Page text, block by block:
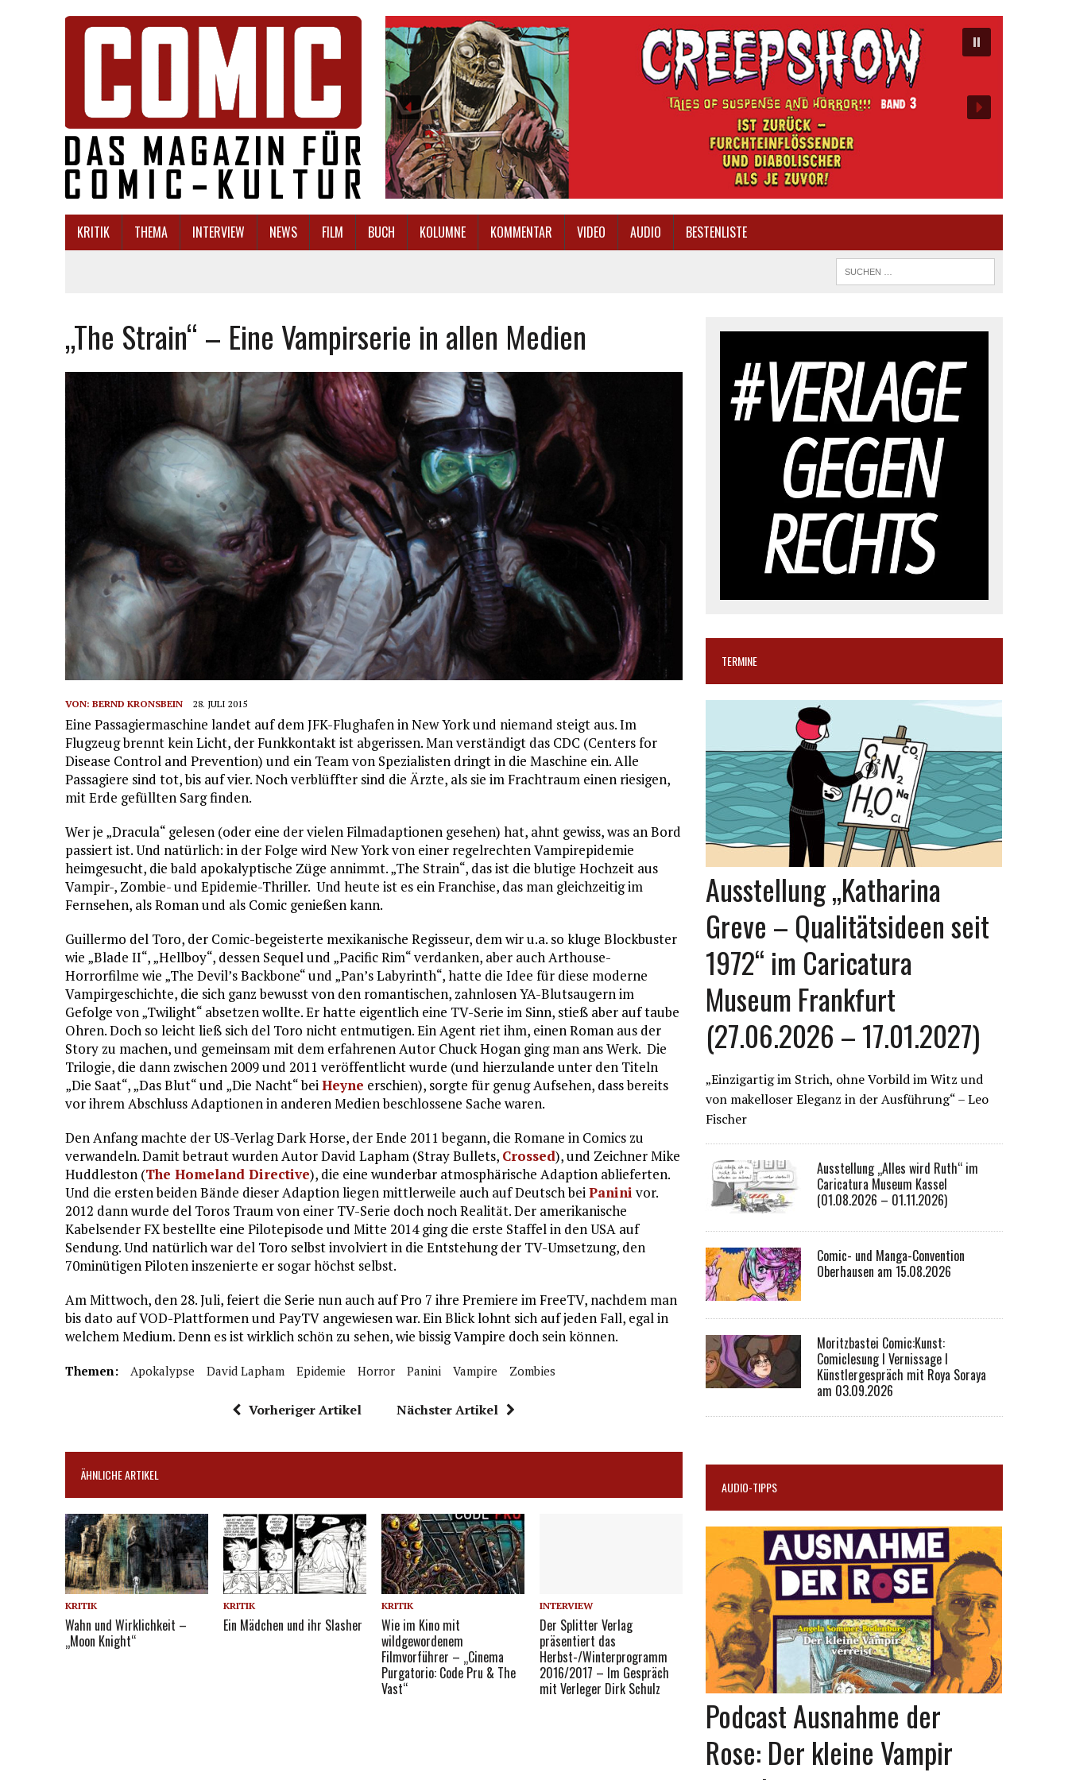
KRITIK THEMA INTERVIEW NEWS FILM BUCH KOLUMNE KOMMENTAR VIDEO AUDIO BESTENLISTE
„The Strain“ – Eine Vampirserie in allen Medien
VON: BERND KRONSBEIN 28. JULI 2015
Eine Passagiermaschine landet auf dem JFK-Flughafen in New York und niemand steigt aus. Im
Flugzeug brennt kein Licht, der Funkkontakt ist abgerissen. Man verständigt das CDC (Centers for
Disease Control and Prevention) und ein Team von Spezialisten dringt in die Maschine ein. Alle
Passagiere sind tot, bis auf vier. Noch verblüffter sind die Ärzte, als sie im Frachtraum einen riesigen,
mit Erde gefüllten Sarg finden.
Wer je „Dracula“ gelesen (oder eine der vielen Filmadaptionen gesehen) hat, ahnt gewiss, was an Bord
passiert ist. Und natürlich: in der Folge wird New York von einer regelrechten Vampirepidemie
heimgesucht, die bald apokalyptische Züge annimmt. „The Strain“, das ist die blutige Hochzeit aus
Vampir-, Zombie- und Epidemie-Thriller. Und heute ist es ein Franchise, das man gleichzeitig im
Fernsehen, als Roman und als Comic genießen kann.
Guillermo del Toro, der Comic-begeisterte mexikanische Regisseur, dem wir u.a. so kluge Blockbuster
wie „Blade II“, „Hellboy“, dessen Sequel und „Pacific Rim“ verdanken, aber auch Arthouse-
Horrorfilme wie „The Devil’s Backbone“ und „Pan’s Labyrinth“, hatte die Idee für diese moderne
Vampirgeschichte, die sich ganz bewusst von den romantischen, zahnlosen YA-Blutsaugern im
Gefolge von „Twilight“ absetzen wollte. Er hatte eigentlich eine TV-Serie im Sinn, stieß aber auf taube
Ohren. Doch so leicht ließ sich del Toro nicht entmutigen. Ein Agent riet ihm, einen Roman aus der
Story zu machen, und gemeinsam mit dem erfahrenen Autor Chuck Hogan ging man ans Werk. Die
Trilogie, die dann zwischen 2009 und 2011 veröffentlicht wurde (und hierzulande unter den Titeln
„Die Saat“, „Das Blut“ und „Die Nacht“ beiHeyne erschien), sorgte für genug Aufsehen, dass bereits
vor ihrem Abschluss Adaptionen in anderen Medien beschlossene Sache waren.
Den Anfang machte der US-Verlag Dark Horse, der Ende 2011 begann, die Romane in Comics zu
verwandeln. Damit betraut wurden Autor David Lapham (Stray Bullets, Crossed), und Zeichner Mike
Huddleston (The Homeland Directive), die eine wunderbar atmosphärische Adaption ablieferten.
Und die ersten beiden Bände dieser Adaption liegen mittlerweile auch auf Deutsch beiPanini vor.
2012 dann wurde del Toros Traum von einer TV-Serie doch noch Realität. Der amerikanische
Kabelsender FX bestellte eine Pilotepisode und Mitte 2014 ging die erste Staffel in den USA auf
Sendung. Und natürlich war del Toro selbst involviert in die Entstehung der TV-Umsetzung, den
70minütigen Piloten inszenierte er sogar höchst selbst.
Am Mittwoch, den 28. Juli, feiert die Serie nun auch auf Pro 7 ihre Premiere im FreeTV, nachdem man
bis dato auf VOD-Plattformen und PayTV angewiesen war. Ein Blick lohnt sich auf jeden Fall, egal in
welchem Medium. Denn es ist wirklich schön zu sehen, wie bissig Vampire doch sein können.
Themen: Apokalypse David Lapham Epidemie Horror Panini Vampire Zombies
Vorheriger Artikel Nächster Artikel
ÄHNLICHE ARTIKEL
KRITIK
Wahn und Wirklichkeit –
„Moon Knight“
KRITIK
Ein Mädchen und ihr Slasher
KRITIK
Wie im Kino mit
wildgewordenem
Filmvorführer – „Cinema
Purgatorio: Code Pru & The
Vast“
INTERVIEW
Der Splitter Verlag
präsentiert das
Herbst-/Winterprogramm
2016/2017 – Im Gespräch
mit Verleger Dirk Schulz
TERMINE
Ausstellung „Katharina
Greve – Qualitätsideen seit
1972“ im Caricatura
Museum Frankfurt
(27.06.2026 – 17.01.2027)
„Einzigartig im Strich, ohne Vorbild im Witz und
von makelloser Eleganz in der Ausführung“ – Leo
Fischer
Ausstellung „Alles wird Ruth“ im
Caricatura Museum Kassel
(01.08.2026 – 01.11.2026)
Comic- und Manga-Convention
Oberhausen am 15.08.2026
Moritzbastei Comic:Kunst:
Comiclesung I Vernissage I
Künstlergespräch mit Roya Soraya
am 03.09.2026
AUDIO-TIPPS
Podcast Ausnahme der
Rose: Der kleine Vampir